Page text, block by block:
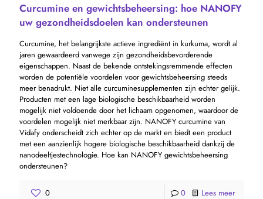
Curcumine en gewichtsbeheersing: hoe NANOFY
uw gezondheidsdoelen kan ondersteunen
Curcumine, het belangrijkste actieve ingrediënt in kurkuma, wordt al
jaren gewaardeerd vanwege zijn gezondheidsbevorderende
eigenschappen. Naast de bekende ontstekingsremmende effecten
worden de potentiële voordelen voor gewichtsbeheersing steeds
meer benadrukt. Niet alle curcuminesupplementen zijn echter gelijk.
Producten met een lage biologische beschikbaarheid worden
mogelijk niet voldoende door het lichaam opgenomen, waardoor de
voordelen mogelijk niet merkbaar zijn. NANOFY curcumine van
Vidafy onderscheidt zich echter op de markt en biedt een product
met een aanzienlijk hogere biologische beschikbaarheid dankzij de
nanodeeltjestechnologie. Hoe kan NANOFY gewichtsbeheersing
ondersteunen?
0 0 Lees meer